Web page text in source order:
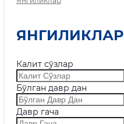
ЯНГИЛИКЛАР
Калит сўзлар
Бўлган давр дан
Давр гача